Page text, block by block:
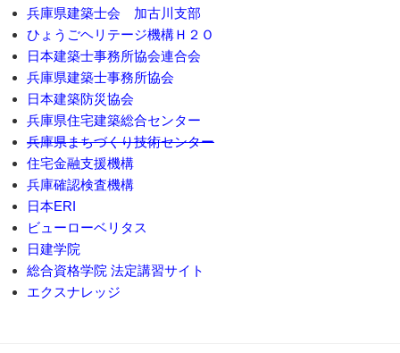
兵庫県建築士会 加古川支部
ひょうごヘリテージ機構Ｈ２Ｏ
日本建築士事務所協会連合会
兵庫県建築士事務所協会
日本建築防災協会
兵庫県住宅建築総合センター
兵庫県まちづくり技術センター
住宅金融支援機構
兵庫確認検査機構
日本ERI
ビューローベリタス
日建学院
総合資格学院 法定講習サイト
エクスナレッジ